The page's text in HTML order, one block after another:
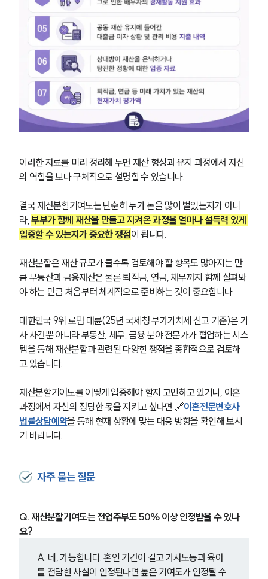
이러한 자료를 미리 정리해 두면 재산 형성과 유지 과정에서 자신
의 역할을 보다 구체적으로 설명할 수 있습니다.
결국 재산분할기여도는 단순히 누가 돈을 많이 벌었는지가 아니
라, 부부가 함께 재산을 만들고 지켜온 과정을 얼마나 설득력 있게
입증할 수 있는지가 중요한 쟁점이 됩니다.
재산분할은 재산 규모가 클수록 검토해야 할 항목도 많아지는 만
큼 부동산과 금융재산은 물론 퇴직금, 연금, 채무까지 함께 살펴봐
야 하는 만큼 처음부터 체계적으로 준비하는 것이 중요합니다.
대한민국 9위 로펌 대륜(25년 국세청 부가가치세 신고 기준)은 가
사 사건뿐 아니라 부동산, 세무, 금융 분야 전문가가 협업하는 시스
템을 통해 재산분할과 관련된 다양한 쟁점을 종합적으로 검토하
고 있습니다.
재산분할기여도를 어떻게 입증해야 할지 고민하고 있거나, 이혼
과정에서 자신의 정당한 몫을 지키고 싶다면 🔗이혼전문변호사
법률상담예약을 통해 현재 상황에 맞는 대응 방향을 확인해 보시
기 바랍니다.
자주 묻는 질문
Q. 재산분할기여도는 전업주부도 50% 이상 인정받을 수 있나
요?
A. 네, 가능합니다. 혼인 기간이 길고 가사노동과 육아
를 전담한 사실이 인정된다면 높은 기여도가 인정될 수